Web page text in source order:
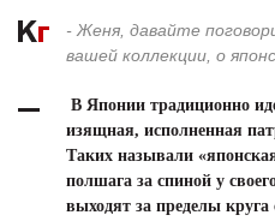
- Женя, давайте
вашей коллекции, о
В Японии традиционно
изящная, исполненная
Таких называли
полшага за спиной у
выходят за пределы